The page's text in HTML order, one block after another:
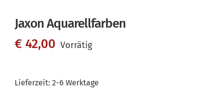
Jaxon Aquarellfarben
€ 42,00 Vorrätig
Lieferzeit: 2-6 Werktage